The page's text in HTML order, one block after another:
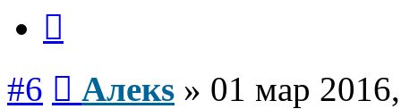
#6 Алекs » 01 мар